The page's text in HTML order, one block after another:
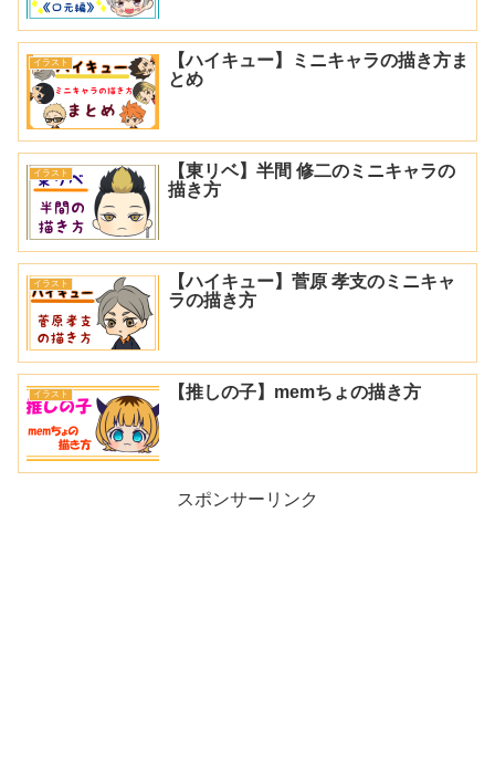
イラスト
【ハイキュー】ミニキャラの描き方ま
とめ
イラスト
【東リベ】半間 修二のミニキャラの
描き方
イラスト
【ハイキュー】菅原 孝支のミニキャ
ラの描き方
イラスト 【推しの子】memちょの描き方
スポンサーリンク